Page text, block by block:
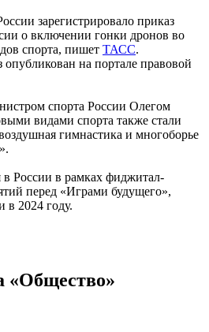
зарегистрировало приказ
о включении гонки дронов во
спорта, пишет ТАСС.
на портале правовой
спорта России Олегом
видами спорта также стали
гимнастика и многоборье
в России в рамках фиджитал-
перед «Играми будущего»,
в 2024 году.
«Общество»